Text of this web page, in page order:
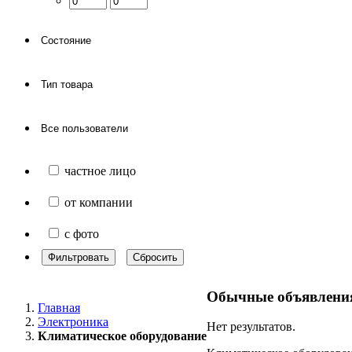
частное лицо
от компании
с фото
Фильтровать Сбросить
Главная
Электроника
Климатическое оборудование
Обычные
Нет результатов.